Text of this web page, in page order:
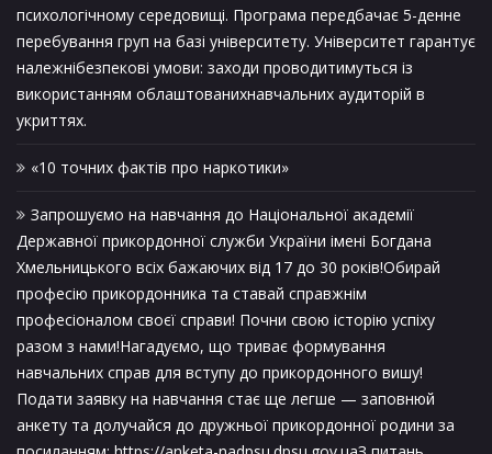
психологічному середовищі. Програма передбачає 5-денне
перебування груп на базі університету. Університет гарантує
належнібезпекові умови: заходи проводитимуться із
використанням облаштованихнавчальних аудиторій в
укриттях.
«10 точних фактів про наркотики»
Запрошуємо на навчання до Національної академії
Державної прикордонної служби України імені Богдана
Хмельницького всіх бажаючих від 17 до 30 років!Обирай
професію прикордонника та ставай справжнім
професіоналом своєї справи! Почни свою історію успіху
разом з нами!Нагадуємо, що триває формування
навчальних справ для вступу до прикордонного вишу!
Подати заявку на навчання стає ще легше — заповнюй
анкету та долучайся до дружньої прикордонної родини за